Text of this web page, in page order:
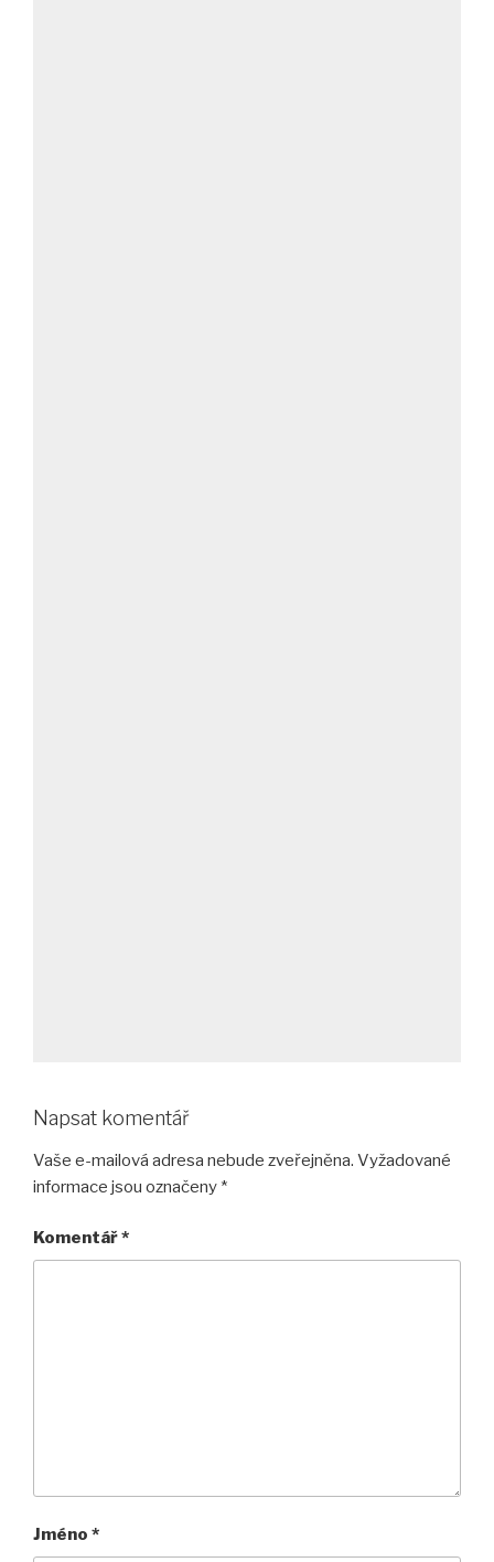
Napsat komentář
Vaše e-mailová adresa nebude zveřejněna. Vyžadované
informace jsou označeny *
Komentář*
Jméno *